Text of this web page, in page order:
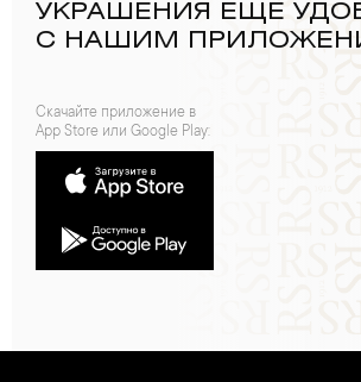
УКРАШЕНИЯ ЕЩЕ
С НАШИМ
Скачайте приложение в
App Store или Google Play: